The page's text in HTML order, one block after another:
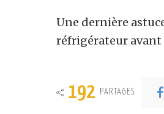
Une dernière
réfrigérateur avant
192 PARTAGES